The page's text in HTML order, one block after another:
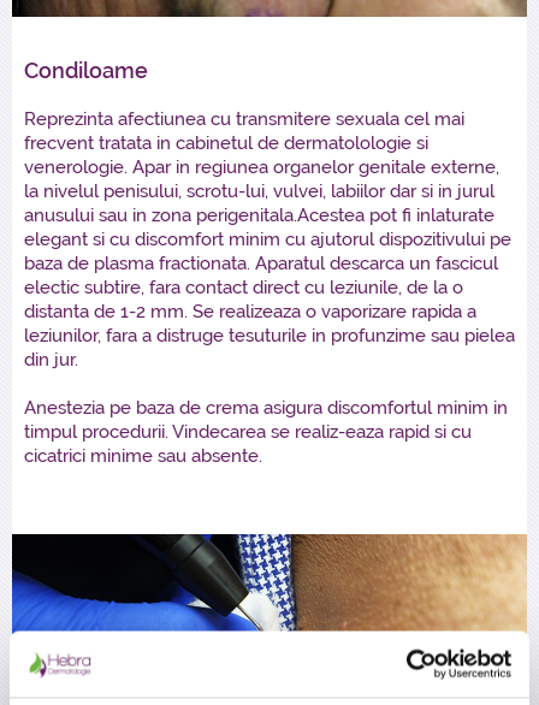
Condiloame
Reprezinta afectiunea cu transmitere sexuala cel mai
frecvent tratata in cabinetul de dermatolologie si
venerologie. Apar in regiunea organelor genitale externe,
la nivelul penisului, scrotu-lui, vulvei, labiilor dar si in jurul
anusului sau in zona perigenitala.Acestea pot fi inlaturate
elegant si cu discomfort minim cu ajutorul dispozitivului pe
baza de plasma fractionata. Aparatul descarca un fascicul
electic subtire, fara contact direct cu leziunile, de la o
distanta de 1-2 mm. Se realizeaza o vaporizare rapida a
leziunilor, fara a distruge tesuturile in profunzime sau pielea
din jur.
Anestezia pe baza de crema asigura discomfortul minim in
timpul procedurii. Vindecarea se realiz-eaza rapid si cu
cicatrici minime sau absente.